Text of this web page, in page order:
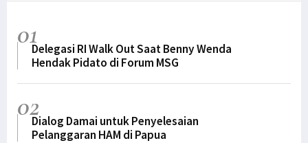
01Delegasi RI Walk Out Saat Benny Wenda
Hendak Pidato di Forum MSG
02Dialog Damai untuk Penyelesaian
Pelanggaran HAM di Papua